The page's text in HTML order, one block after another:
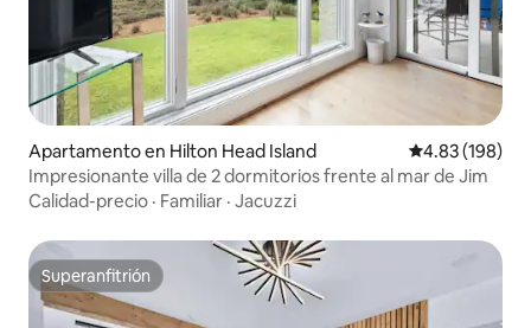
Apartamento en Hilton Head Island Calificación
4.83 (198)
Impresionante villa de 2 dormitorios frente al mar de Jim
Calidad-precio · Familiar · Jacuzzi
Superanfitrión
Superanfitrión